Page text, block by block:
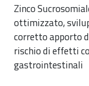
Zinco
ottimizzato,
corretto apporto
rischio di effetti
gastrointestinali